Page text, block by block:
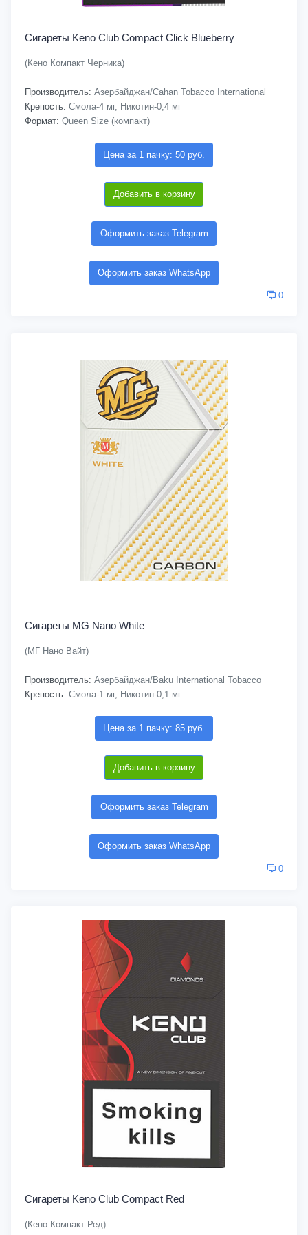
Сигареты Keno Club Compact Click Blueberry
(Кено Компакт Черника)
Производитель: Азербайджан/Cahan Tobacco International
Крепость: Смола-4 мг, Никотин-0,4 мг
Формат: Queen Size (компакт)
Цена за 1 пачку: 50 руб.
Добавить в корзину
Оформить заказ Telegram
Оформить заказ WhatsApp
0
Сигареты MG Nano White
(МГ Нано Вайт)
Производитель: Азербайджан/Baku International Tobacco
Крепость: Смола-1 мг, Никотин-0,1 мг
Цена за 1 пачку: 85 руб.
Добавить в корзину
Оформить заказ Telegram
Оформить заказ WhatsApp
0
Сигареты Keno Club Compact Red
(Кено Компакт Ред)